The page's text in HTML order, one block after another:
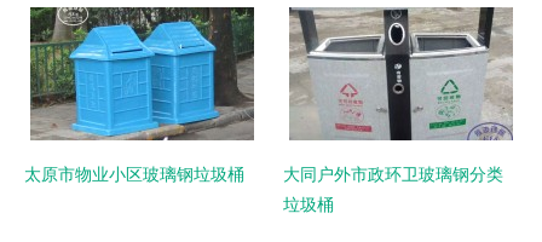
太原市物业小区玻璃钢垃圾桶
大同户外市政环卫玻璃钢分类
垃圾桶